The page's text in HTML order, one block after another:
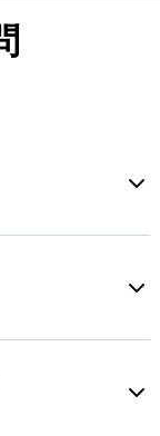
ニケーション
商品説明文を
ゲージメント
訳者を素早く
て、大量の翻訳
フトウェアな
ただけない場
要望に合うよう